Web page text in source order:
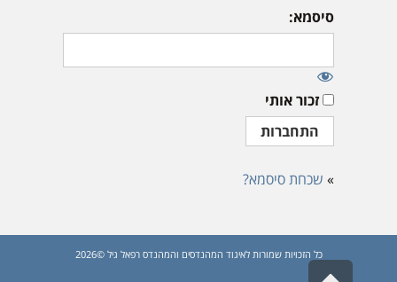
סיסמא:
זכור אותי
» שכחת סיסמא?
כל הזכויות שמורות לאיגוד המהנדסים והמהנדס רפאל גיל ©2026